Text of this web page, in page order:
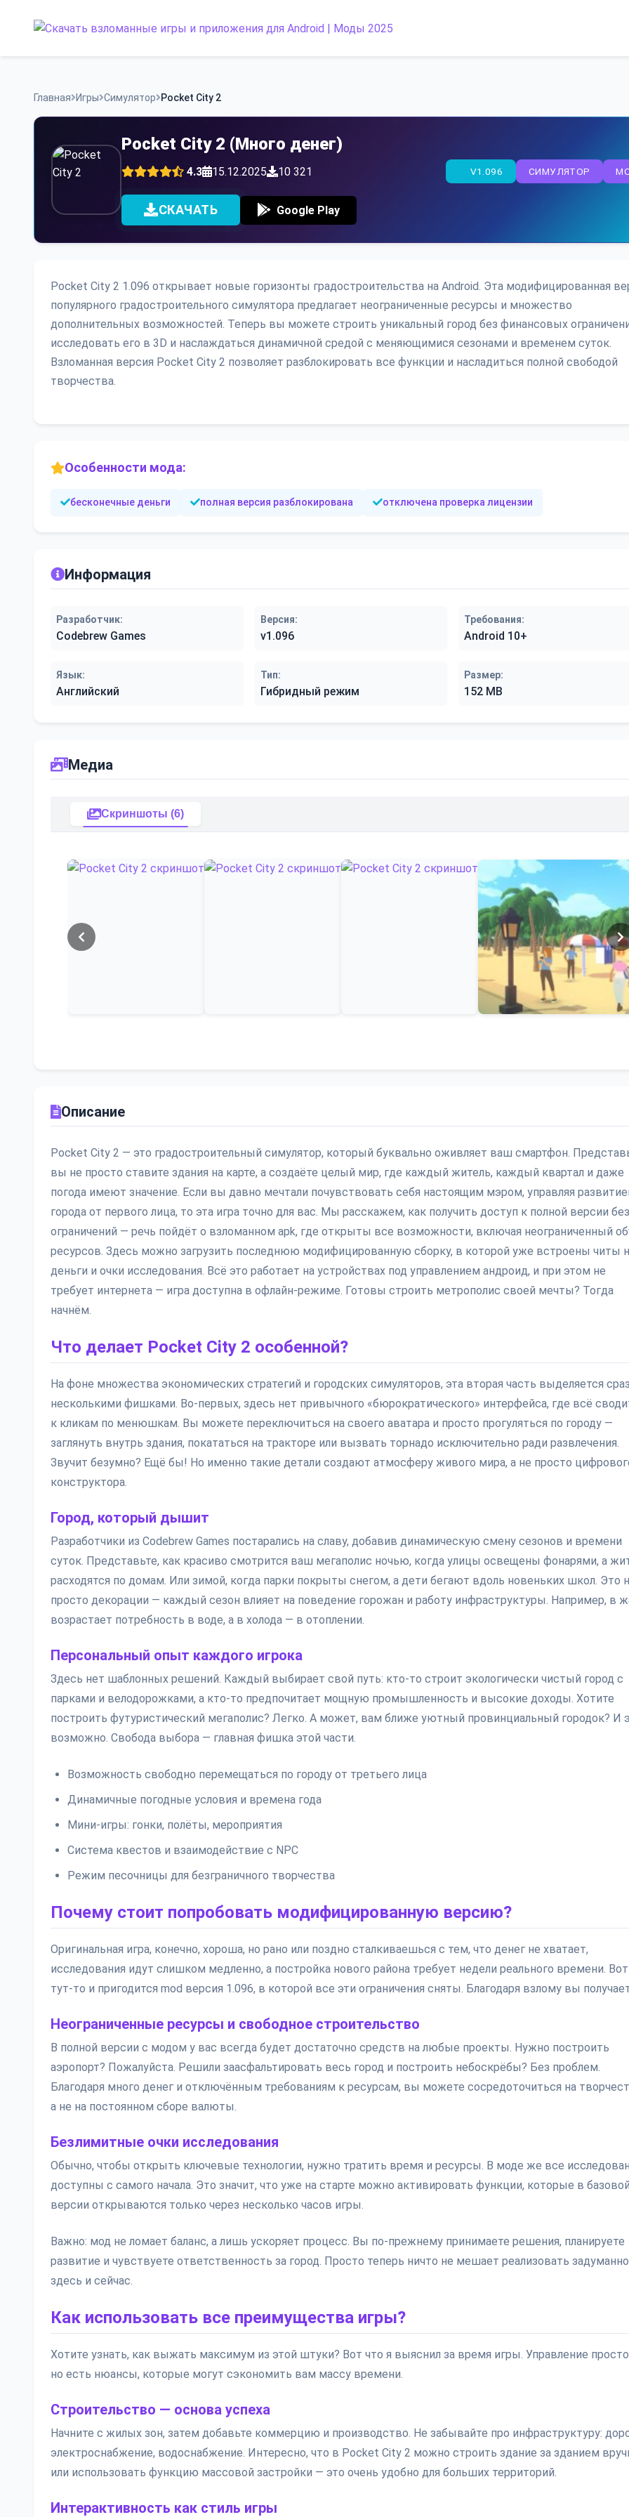
Главная Игры Симулятор Pocket City 2
Pocket City 2 (Много денег)
4.3 15.12.2025 10 321 СИМУЛЯТОР
V1.096
СКАЧАТЬ Google Play
Pocket City 2 1.096 открывает новые горизонты градостроительства на Android. Эта модифицированная
популярного градостроительного симулятора предлагает неограниченные ресурсы и множество
дополнительных возможностей. Теперь вы можете строить уникальный город без финансовых
исследовать его в 3D и наслаждаться динамичной средой с меняющимися сезонами и временем суток.
Взломанная версия Pocket City 2 позволяет разблокировать все функции и насладиться полной свободой
творчества.
Особенности мода:
бесконечные деньги полная версия разблокирована отключена проверка лицензии
Информация
Разработчик:
Codebrew Games
Версия:
v1.096
Требования:
Android 10+
Язык:
Английский
Тип:
Гибридный режим
Размер:
152 MB
Медиа
Скриншоты (6)
Описание
Pocket City 2 — это градостроительный симулятор, который буквально оживляет ваш смартфон.
вы не просто ставите здания на карте, а создаёте целый мир, где каждый житель, каждый квартал и даже
погода имеют значение. Если вы давно мечтали почувствовать себя настоящим мэром, управляя
города от первого лица, то эта игра точно для вас. Мы расскажем, как получить доступ к полной версии без
ограничений — речь пойдёт о взломанном apk, где открыты все возможности, включая неограниченный
ресурсов. Здесь можно загрузить последнюю модифицированную сборку, в которой уже встроены читы
деньги и очки исследования. Всё это работает на устройствах под управлением андроид, и при этом не
требует интернета — игра доступна в офлайн-режиме. Готовы строить метрополис своей мечты? Тогда
начнём.
Что делает Pocket City 2 особенной?
На фоне множества экономических стратегий и городских симуляторов, эта вторая часть выделяется
несколькими фишками. Во-первых, здесь нет привычного «бюрократического» интерфейса, где всё
к кликам по менюшкам. Вы можете переключиться на своего аватара и просто прогуляться по городу —
заглянуть внутрь здания, покататься на тракторе или вызвать торнадо исключительно ради развлечения.
Звучит безумно? Ещё бы! Но именно такие детали создают атмосферу живого мира, а не просто
конструктора.
Город, который дышит
Разработчики из Codebrew Games постарались на славу, добавив динамическую смену сезонов и времени
суток. Представьте, как красиво смотрится ваш мегаполис ночью, когда улицы освещены фонарями, а
расходятся по домам. Или зимой, когда парки покрыты снегом, а дети бегают вдоль новеньких школ. Это
просто декорации — каждый сезон влияет на поведение горожан и работу инфраструктуры. Например, в
возрастает потребность в воде, а в холода — в отоплении.
Персональный опыт каждого игрока
Здесь нет шаблонных решений. Каждый выбирает свой путь: кто-то строит экологически чистый город с
парками и велодорожками, а кто-то предпочитает мощную промышленность и высокие доходы. Хотите
построить футуристический мегаполис? Легко. А может, вам ближе уютный провинциальный городок? И
возможно. Свобода выбора — главная фишка этой части.
Возможность свободно перемещаться по городу от третьего лица
Динамичные погодные условия и времена года
Мини-игры: гонки, полёты, мероприятия
Система квестов и взаимодействие с NPC
Режим песочницы для безграничного творчества
Почему стоит попробовать модифицированную версию?
Оригинальная игра, конечно, хороша, но рано или поздно сталкиваешься с тем, что денег не хватает,
исследования идут слишком медленно, а постройка нового района требует недели реального времени. Вот
тут-то и пригодится mod версия 1.096, в которой все эти ограничения сняты. Благодаря взлому вы
Неограниченные ресурсы и свободное строительство
В полной версии с модом у вас всегда будет достаточно средств на любые проекты. Нужно построить
аэропорт? Пожалуйста. Решили заасфальтировать весь город и построить небоскрёбы? Без проблем.
Благодаря много денег и отключённым требованиям к ресурсам, вы можете сосредоточиться на
а не на постоянном сборе валюты.
Безлимитные очки исследования
Обычно, чтобы открыть ключевые технологии, нужно тратить время и ресурсы. В моде же все
доступны с самого начала. Это значит, что уже на старте можно активировать функции, которые в базовой
версии открываются только через несколько часов игры.
Важно: мод не ломает баланс, а лишь ускоряет процесс. Вы по-прежнему принимаете решения, планируете
развитие и чувствуете ответственность за город. Просто теперь ничто не мешает реализовать
здесь и сейчас.
Как использовать все преимущества игры?
Хотите узнать, как выжать максимум из этой штуки? Вот что я выяснил за время игры. Управление
но есть нюансы, которые могут сэкономить вам массу времени.
Строительство — основа успеха
Начните с жилых зон, затем добавьте коммерцию и производство. Не забывайте про инфраструктуру:
электроснабжение, водоснабжение. Интересно, что в Pocket City 2 можно строить здание за зданием
или использовать функцию массовой застройки — это очень удобно для больших территорий.
Интерактивность как стиль игры